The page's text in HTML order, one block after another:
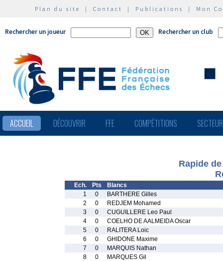
Plan du site | Contact | Publications | Mon
Rechercher un joueur Rechercher un club
ACCUEIL DÉCOUVRIR FFE COMPÉTITIONS
Rapide
Ech. Pts
Blancs
1
0
BARTHERE Gilles
2
0
REDJEM Mohamed
3
0
CUGUILLERE Leo Paul
4
0
COELHO DE AALMEIDA Oscar
5
0
RALITERA Loic
6
0
GHIDONE Maxime
7
0
MARQUIS Nathan
8
0
MARQUES Gil